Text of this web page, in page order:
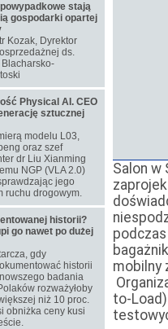
Salon w
mobilny
to-
stają
gospodarki opartej
Kozak, Dyrektor
ds.
Physical AI. CEO
sztucznej
modelu L03,
oraz szef
dr Liu Xianming
NGP (VLA 2.0)
jego
ruchu drogowym.
historii?
go nawet po dużej
gdy
historii
badania
rozważyłoby
niż 10 proc.
obniżka ceny kusi